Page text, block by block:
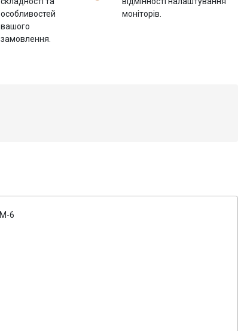
особливостей
вашого
замовлення.
моніторів.